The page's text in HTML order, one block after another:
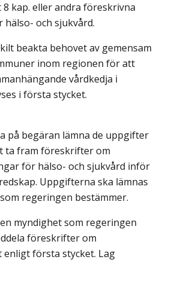
kap. eller andra föreskrivna
och sjukvård.
beakta behovet av gemensam
inom regionen för att
vårdkedja i
i första stycket.
på begäran lämna de uppgifter
ta fram föreskrifter om
för hälso- och sjukvård inför
Uppgifterna ska lämnas
regeringen bestämmer.
myndighet som regeringen
föreskrifter om
första stycket. Lag